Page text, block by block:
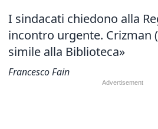
I sindacati chiedono alla
incontro urgente. Crizman
simile alla Biblioteca»
Francesco Fain